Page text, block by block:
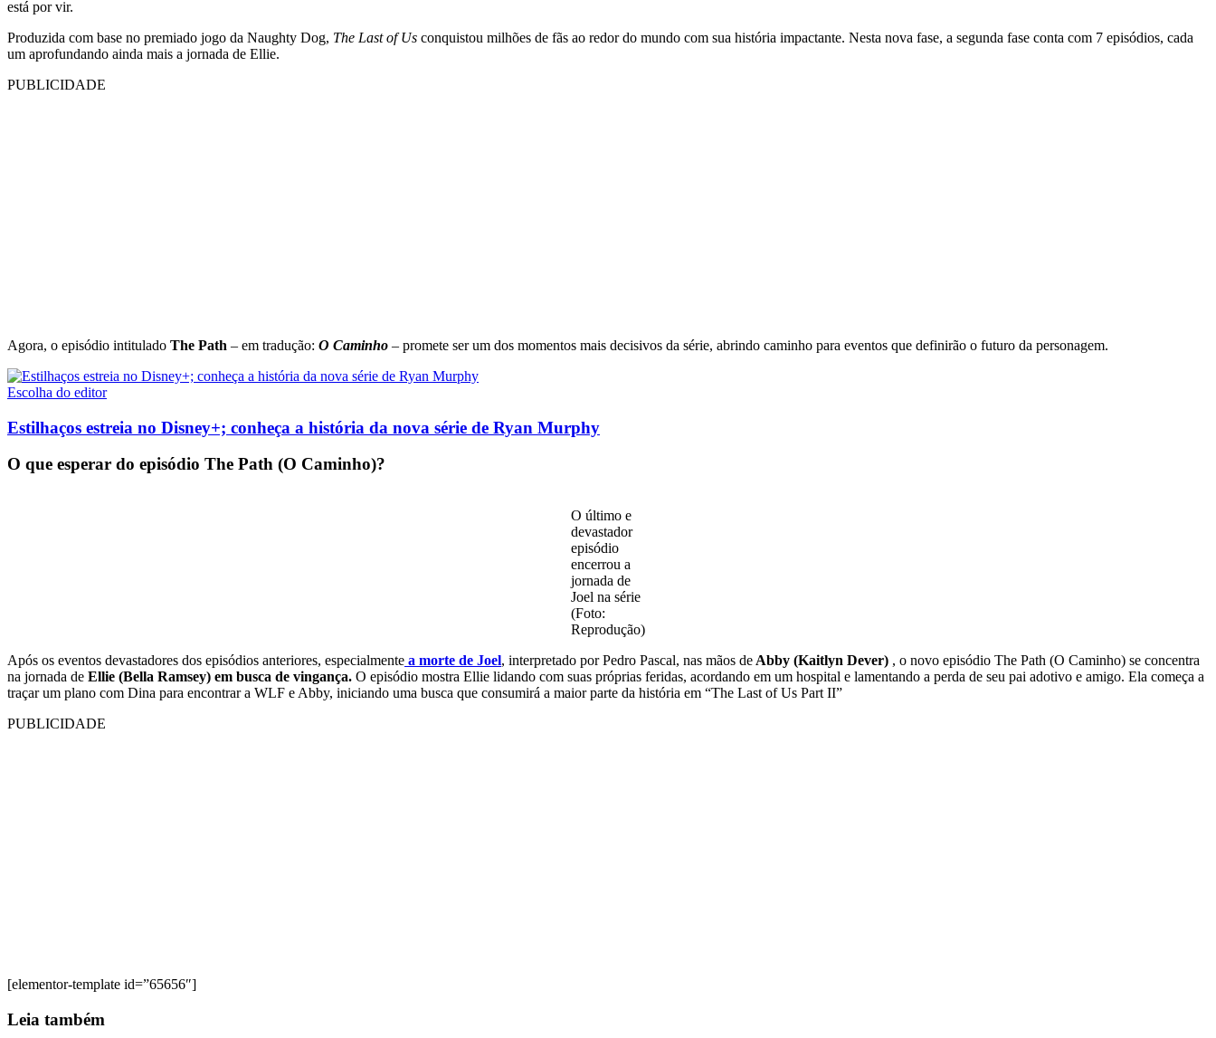
está por vir.
Produzida com base no premiado jogo da Naughty Dog, The Last of Us conquistou milhões de fãs ao redor do mundo com sua história impactante. Nesta nova fase, a segunda fase conta com 7 episódios, cada
um aprofundando ainda mais a jornada de Ellie.
PUBLICIDADE
Agora, o episódio intitulado The Path – em tradução: O Caminho – promete ser um dos momentos mais decisivos da série, abrindo caminho para eventos que definirão o futuro da personagem.
Escolha do editor
Estilhaços estreia no Disney+; conheça a história da nova série de Ryan Murphy
O que esperar do episódio The Path (O Caminho)?
O último e
devastador
episódio
encerrou a
jornada de
Joel na série
(Foto:
Reprodução)
Após os eventos devastadores dos episódios anteriores, especialmente a morte de Joel, interpretado por Pedro Pascal, nas mãos de Abby (Kaitlyn Dever) ​, o novo episódio The Path (O Caminho) se concentra
na jornada de Ellie (Bella Ramsey) em busca de vingança. O episódio mostra Ellie lidando com suas próprias feridas, acordando em um hospital e lamentando a perda de seu pai adotivo e amigo. Ela começa a
traçar um plano com Dina para encontrar a WLF e Abby, iniciando uma busca que consumirá a maior parte da história em “The Last of Us Part II”
PUBLICIDADE
[elementor-template id=”65656″]
Leia também